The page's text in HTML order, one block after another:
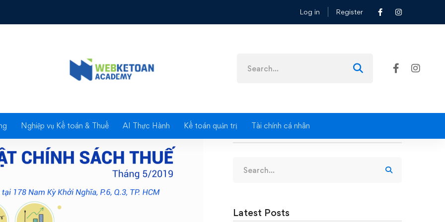
Log in Register
for:
Nghiệp vụ Kế toán & Thuế AI Thực Hành Kế toán quản trị Tài chính cá nhân
tháng 5/2019
for:
Latest Posts